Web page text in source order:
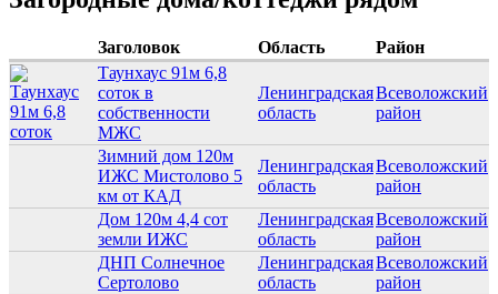
Заголовок Область
Район
Таунхаус 91м 6,8
соток в
собственности
МЖС
Ленинградская
область
Всеволожский
район
Зимний дом 120м
ИЖС Мистолово 5
км от КАД
Ленинградская
область
Всеволожский
район
Дом 120м 4,4 сот
земли ИЖС
Ленинградская
область
Всеволожский
район
ДНП Солнечное
Сертолово
Ленинградская
область
Всеволожский
район